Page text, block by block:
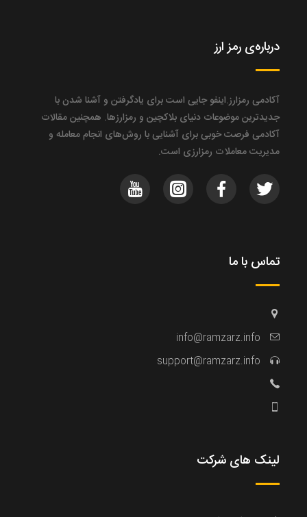
درباره‌ی رمز ارز
آکادمی رمزارز.اینفو جایی‌ است برای یادگرفتن و آشنا شدن با
جدیدترین موضوعات دنیای بلاکچین و رمزارزها. همچنین مقالات
آکادمی فرصت خوبی برای آشنایی با روش‌های انجام معامله و
مدیریت معاملات رمزارزی است.
تماس با ما
info@ramzarz.info
support@ramzarz.info
لینک های شرکت